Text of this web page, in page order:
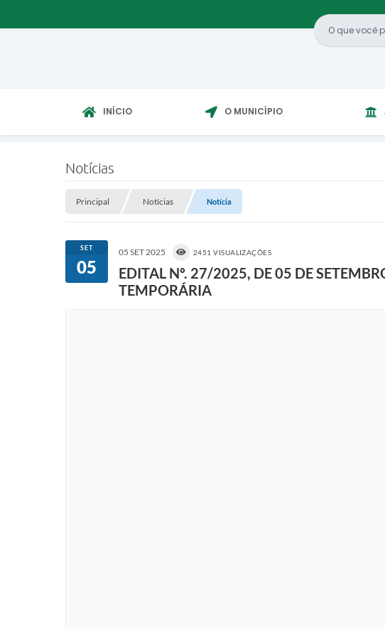
INÍCIO O MUNICÍPIO
Notícias
Principal Notícias Notícia
SET
05
05 SET 2025 2451 VISUALIZAÇÕES
EDITAL Nº. 27/2025, DE 05 DE
TEMPORÁRIA